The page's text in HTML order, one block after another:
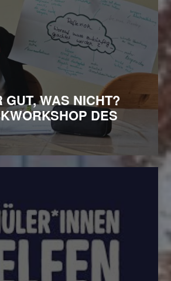
GUT, WAS NICHT?
DES